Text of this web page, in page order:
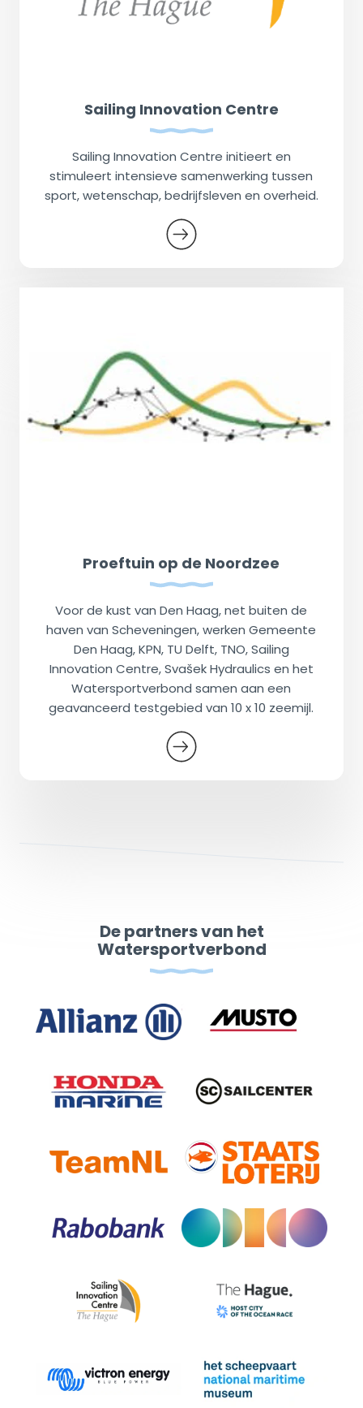
Sailing Innovation Centre
Sailing Innovation Centre initieert en
stimuleert intensieve samenwerking tussen
sport, wetenschap, bedrijfsleven en overheid.
Proeftuin op de Noordzee
Voor de kust van Den Haag, net buiten de
haven van Scheveningen, werken Gemeente
Den Haag, KPN, TU Delft, TNO, Sailing
Innovation Centre, Svašek Hydraulics en het
Watersportverbond samen aan een
geavanceerd testgebied van 10 x 10 zeemijl.
De partners van het
Watersportverbond